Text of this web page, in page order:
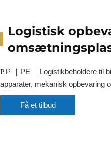
Logistisk
P P ｜ PE ｜ Logistikbeholdere til
apparater, mekanisk opbevaring
Få et tilbud